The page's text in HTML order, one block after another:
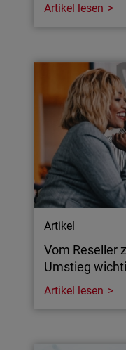
Artikel lesen
Artikel
Vom Reseller
Umstieg
Artikel lesen